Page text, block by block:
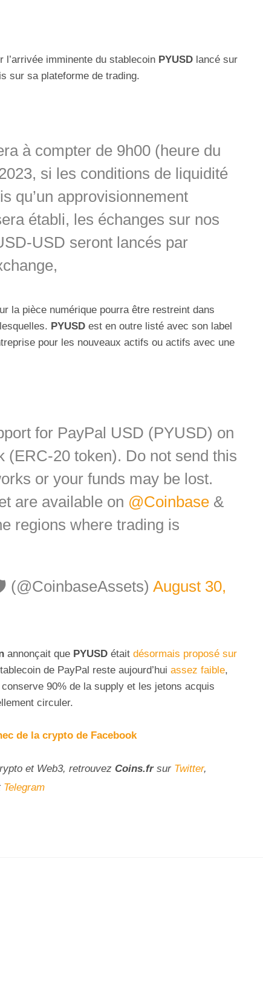
l’arrivée imminente du stablecoin PYUSD lancé sur
sur sa plateforme de trading.
à compter de 9h00 (heure du
si les conditions de liquidité
qu’un approvisionnement
établi, les échanges sur nos
USD seront lancés par
la pièce numérique pourra être restreint dans
PYUSD est en outre listé avec son label
pour les nouveaux actifs ou actifs avec une
for PayPal USD (PYUSD) on
(ERC-20 token). Do not send this
or your funds may be lost.
are available on @Coinbase&
regions where trading is
August 30,
annonçait que PYUSD était désormais proposé sur
de PayPal reste aujourd’hui assez faible,
90% de la supply et les jetons acquis
circuler.
de la crypto de Facebook
et Web3, retrouvez Coins.fr sur Twitter,
Telegram